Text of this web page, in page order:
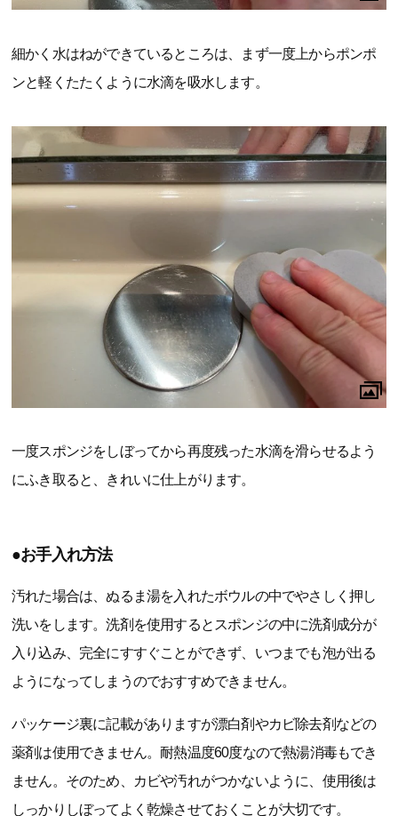
細かく水はねができているところは、まず一度上からポンポ
ンと軽くたたくように水滴を吸水します。
一度スポンジをしぼってから再度残った水滴を滑らせるよう
にふき取ると、きれいに仕上がります。
●お手入れ方法
汚れた場合は、ぬるま湯を入れたボウルの中でやさしく押し
洗いをします。洗剤を使用するとスポンジの中に洗剤成分が
入り込み、完全にすすぐことができず、いつまでも泡が出る
ようになってしまうのでおすすめできません。
パッケージ裏に記載がありますが漂白剤やカビ除去剤などの
薬剤は使用できません。耐熱温度60度なので熱湯消毒もでき
ません。そのため、カビや汚れがつかないように、使用後は
しっかりしぼってよく乾燥させておくことが大切です。